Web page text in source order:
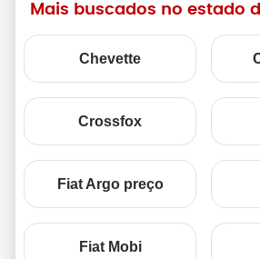
Mais buscados no estado
Chevette
Crossfox
Fiat Argo preço
Fiat Mobi